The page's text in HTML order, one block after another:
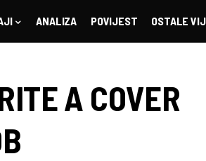
ANALIZA POVIJEST OSTALE
A COVER